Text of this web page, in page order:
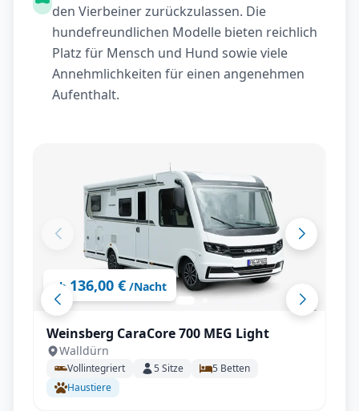
den Vierbeiner zurückzulassen. Die
hundefreundlichen Modelle bieten reichlich
Platz für Mensch und Hund sowie viele
Annehmlichkeiten für einen angenehmen
Aufenthalt.
ab 136,00 € /Nacht
Weinsberg CaraCore 700 MEG Light
Walldürn
Vollintegriert 5Sitze 5 Betten
Haustiere